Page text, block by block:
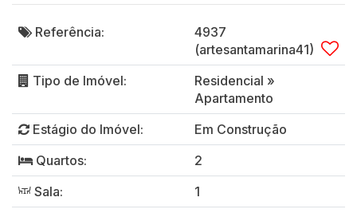
Referência:
4937
(artesantamarina41)
Tipo de Imóvel:
Residencial »
Apartamento
Estágio do Imóvel:
Em Construção
Quartos:
2
Sala:
1